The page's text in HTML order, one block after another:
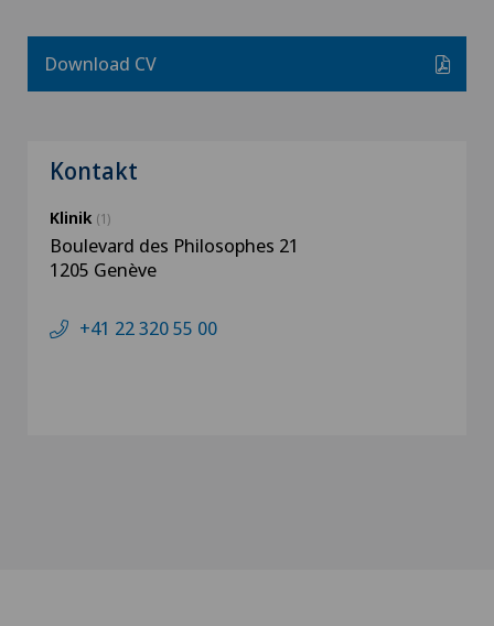
Download CV
Kontakt
Klinik (1)
Boulevard des Philosophes 21
1205 Genève
+41 22 320 55 00